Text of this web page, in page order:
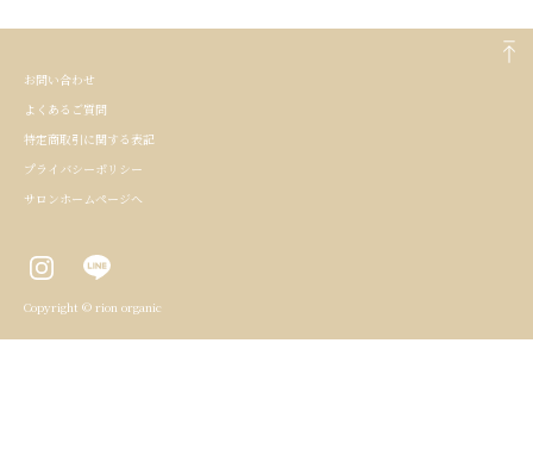
お問い合わせ
よくあるご質問
特定商取引に関する表記
プライバシーポリシー
サロンホームページへ
Copyright © rion organic